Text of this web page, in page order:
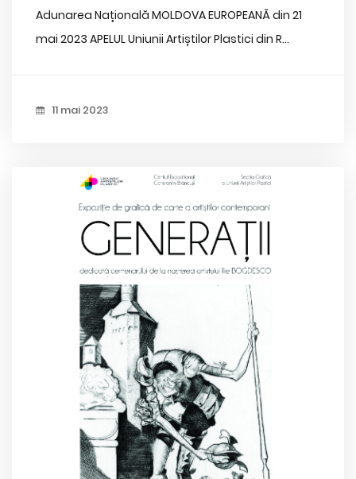
Adunarea Națională MOLDOVA EUROPEANĂ din 21
mai 2023 APELUL Uniunii Artiștilor Plastici din R...
11 mai 2023